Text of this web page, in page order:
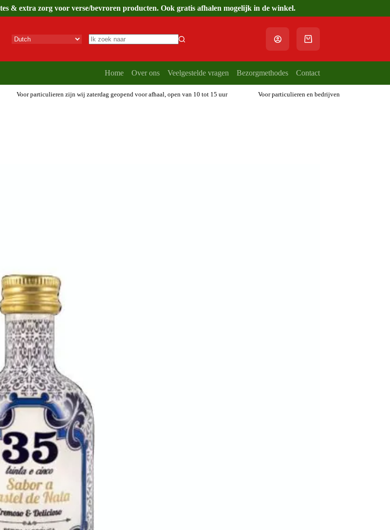
& extra zorg voor verse/bevroren producten. Ook gratis afhalen mogelijk in de winkel.
Winkelwagen
Home Over ons Veelgestelde vragen Bezorgmethodes Contact
Voor particulieren zijn wij zaterdag geopend voor afhaal, open van 10 tot 15 uur Voor particulieren en bedrijven